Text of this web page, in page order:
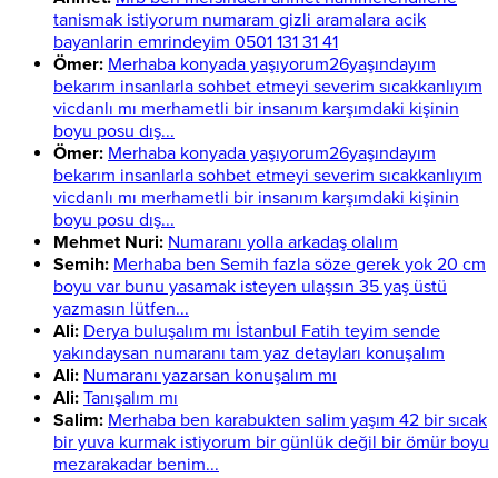
tanismak istiyorum numaram gizli aramalara acik
bayanlarin emrindeyim 0501 131 31 41
Ömer: Merhaba konyada yaşıyorum26yaşındayım
bekarım insanlarla sohbet etmeyi severim sıcakkanlıyım
vicdanlı mı merhametli bir insanım karşımdaki kişinin
boyu posu dış...
Ömer: Merhaba konyada yaşıyorum26yaşındayım
bekarım insanlarla sohbet etmeyi severim sıcakkanlıyım
vicdanlı mı merhametli bir insanım karşımdaki kişinin
boyu posu dış...
Mehmet Nuri: Numaranı yolla arkadaş olalım
Semih: Merhaba ben Semih fazla söze gerek yok 20 cm
boyu var bunu yasamak isteyen ulaşsın 35 yaş üstü
yazmasın lütfen...
Ali: Derya buluşalım mı İstanbul Fatih teyim sende
yakındaysan numaranı tam yaz detayları konuşalım
Ali: Numaranı yazarsan konuşalım mı
Ali: Tanışalım mı
Salim: Merhaba ben karabukten salim yaşım 42 bir sıcak
bir yuva kurmak istiyorum bir günlük değil bir ömür boyu
mezarakadar benim...